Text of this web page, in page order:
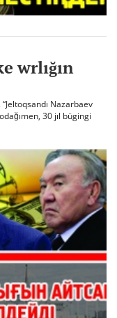
wrlığın
Nazarbaev
30 jıl bügingi